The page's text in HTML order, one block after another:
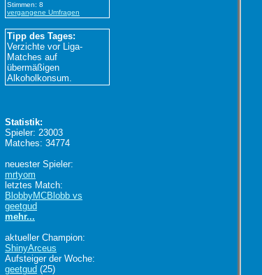
Stimmen: 8
vergangene Umfragen
Tipp des Tages:
Verzichte vor Liga-
Matches auf
übermäßigen
Alkoholkonsum.
Statistik:
Spieler: 23003
Matches: 34774
neuester Spieler:
mrtyom
letztes Match:
BlobbyMCBlobb vs
geetgud
mehr...
aktueller Champion:
ShinyArceus
Aufsteiger der Woche:
geetgud (25)